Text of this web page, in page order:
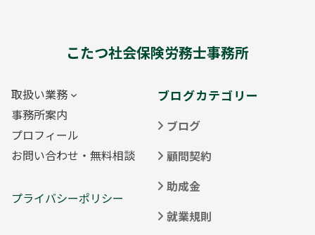
こたつ社会保険労務士事務所
取扱い業務
事務所案内
プロフィール
お問い合わせ・無料相談
プライバシーポリシー
ブログカテゴリー
ブログ
顧問契約
助成金
就業規則